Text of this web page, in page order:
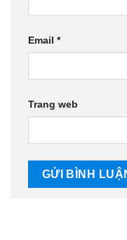
Email *
Trang web